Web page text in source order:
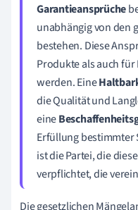
Garantieansprüche
unabhängig von den
bestehen. Diese
Produkte als auch
werden. Eine
die Qualität und
eine
Erfüllung bestimmter
ist die Partei, die
verpflichtet, die
Die gesetzlichen